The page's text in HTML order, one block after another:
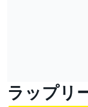
ラップリ